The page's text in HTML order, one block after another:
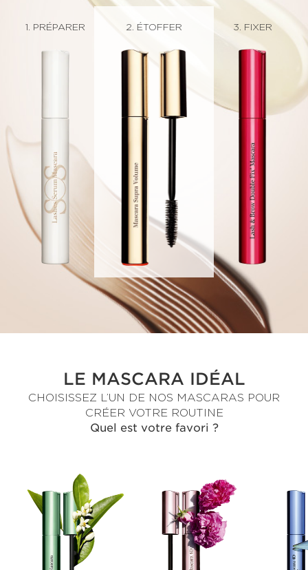
1. PRÉPARER
2. NOURRIR 2. ÉTOFFER 3. FIXER
LE MASCARA IDÉAL
CHOISISSEZ L’UN DE NOS MASCARAS POUR
CRÉER VOTRE ROUTINE
Quel est votre favori ?